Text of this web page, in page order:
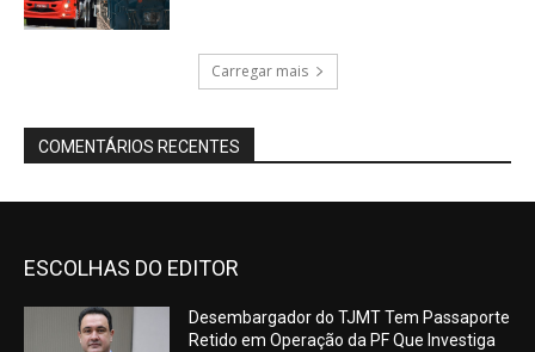
Carregar mais
COMENTÁRIOS RECENTES
ESCOLHAS DO EDITOR
Desembargador do TJMT Tem Passaporte
Retido em Operação da PF Que Investiga